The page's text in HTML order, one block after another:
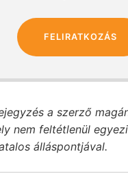
FELIRATKOZÁS
a szerző
nem feltétlenül
álláspontjával.